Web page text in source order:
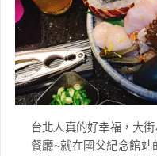
台北人真的好幸福，大
餐廳~就在國父紀念館